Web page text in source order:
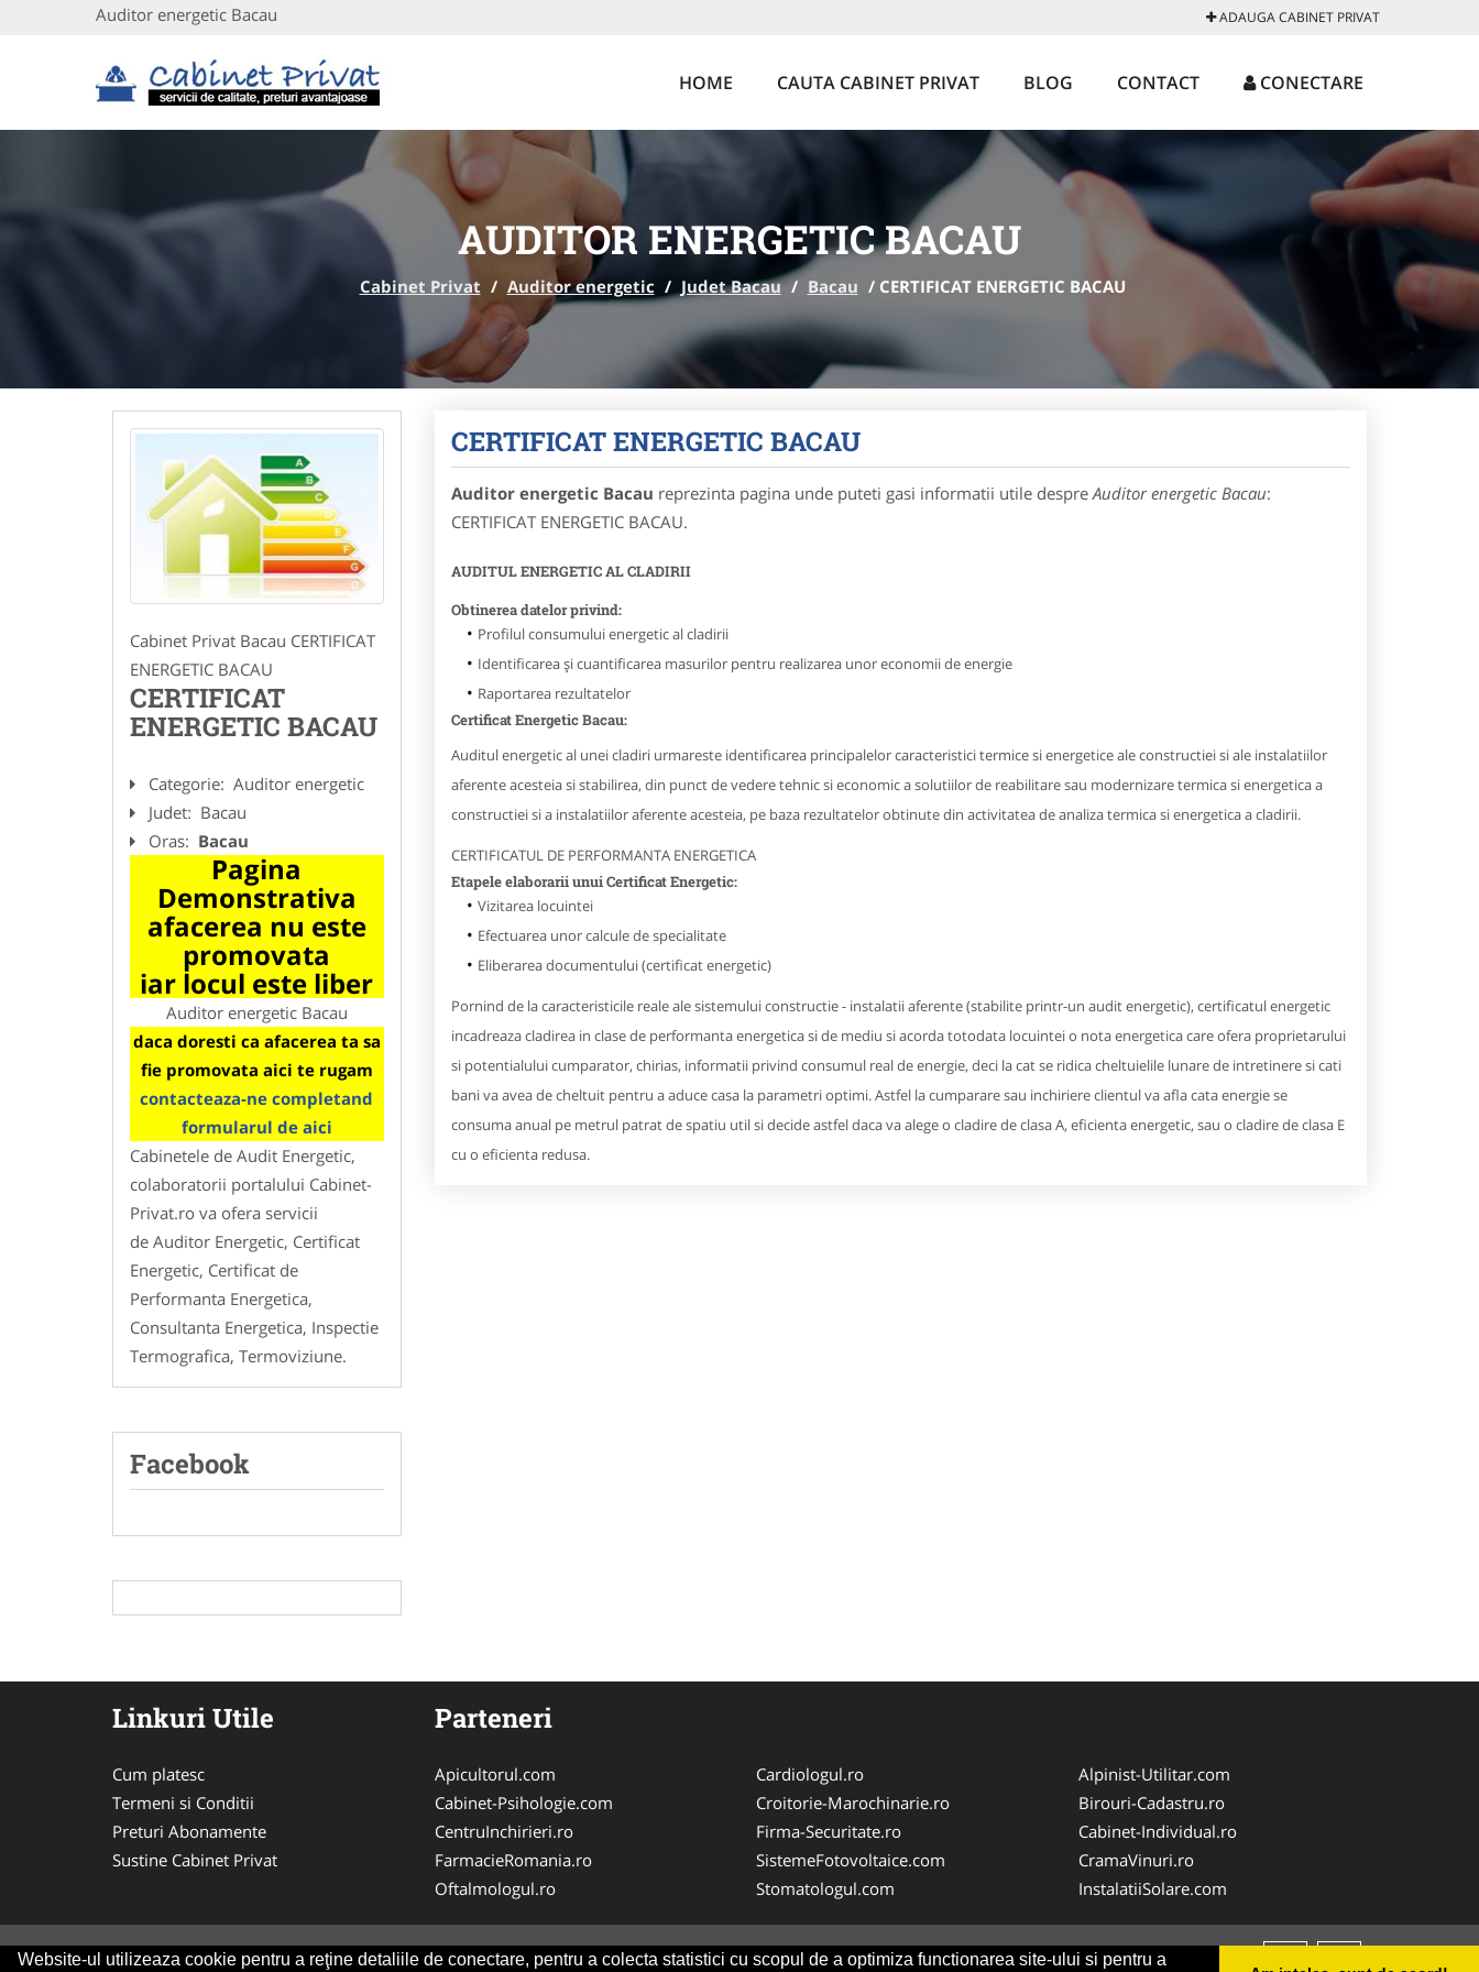
Website-ul utilizeaza cookie pentru a reţine detaliile de conectare, pentru a colecta statistici cu scopul de a optimiza functionarea site-ului si pentru a
Auditor energetic Bacau ADAUGA CABINET PRIVAT
HOME CAUTA CABINET PRIVAT BLOG CONTACT CONECTARE
AUDITOR ENERGETIC BACAU
Cabinet Privat / Auditor energetic / Judet Bacau / Bacau / CERTIFICAT ENERGETIC BACAU
Cabinet Privat Bacau CERTIFICAT
ENERGETIC BACAU
CERTIFICAT
ENERGETIC BACAU
Categorie: Auditor energetic
Judet: Bacau
Oras: Bacau
Pagina
Demonstrativa
afacerea nu este
promovata
iar locul este liber
Auditor energetic Bacau
daca doresti ca afacerea ta sa
fie promovata aici te rugam
contacteaza-ne completand
formularul de aici
Cabinetele de Audit Energetic,
colaboratorii portalului Cabinet-
Privat.ro va ofera servicii
de Auditor Energetic, Certificat
Energetic, Certificat de
Performanta Energetica,
Consultanta Energetica, Inspectie
Termografica, Termoviziune.
Facebook
CERTIFICAT ENERGETIC BACAU
Auditor energetic Bacau reprezinta pagina unde puteti gasi informatii utile despreAuditor energetic Bacau:
CERTIFICAT ENERGETIC BACAU.
AUDITUL ENERGETIC AL CLADIRII
Obtinerea datelor privind:
Profilul consumului energetic al cladirii
Identificarea şi cuantificarea masurilor pentru realizarea unor economii de energie
Raportarea rezultatelor
Certificat Energetic Bacau:
Auditul energetic al unei cladiri urmareste identificarea principalelor caracteristici termice si energetice ale constructiei si ale instalatiilor
aferente acesteia si stabilirea, din punct de vedere tehnic si economic a solutiilor de reabilitare sau modernizare termica si energetica a
constructiei si a instalatiilor aferente acesteia, pe baza rezultatelor obtinute din activitatea de analiza termica si energetica a cladirii.
CERTIFICATUL DE PERFORMANTA ENERGETICA
Etapele elaborarii unui Certificat Energetic:
Vizitarea locuintei
Efectuarea unor calcule de specialitate
Eliberarea documentului (certificat energetic)
Pornind de la caracteristicile reale ale sistemului constructie - instalatii aferente (stabilite printr-un audit energetic), certificatul energetic
incadreaza cladirea in clase de performanta energetica si de mediu si acorda totodata locuintei o nota energetica care ofera proprietarului
si potentialului cumparator, chirias, informatii privind consumul real de energie, deci la cat se ridica cheltuielile lunare de intretinere si cati
bani va avea de cheltuit pentru a aduce casa la parametri optimi. Astfel la cumparare sau inchiriere clientul va afla cata energie se
consuma anual pe metrul patrat de spatiu util si decide astfel daca va alege o cladire de clasa A, eficienta energetic, sau o cladire de clasa E
cu o eficienta redusa.
Linkuri Utile
Cum platesc
Termeni si Conditii
Preturi Abonamente
Sustine Cabinet Privat
Parteneri
Apicultorul.com
Cabinet-Psihologie.com
CentruInchirieri.ro
FarmacieRomania.ro
Oftalmologul.ro
Cardiologul.ro
Croitorie-Marochinarie.ro
Firma-Securitate.ro
SistemeFotovoltaice.com
Stomatologul.com
Alpinist-Utilitar.com
Birouri-Cadastru.ro
Cabinet-Individual.ro
CramaVinuri.ro
InstalatiiSolare.com
© 2014-2026 Powered byVilonMedia& Tokaido Consult-ANPC SOL